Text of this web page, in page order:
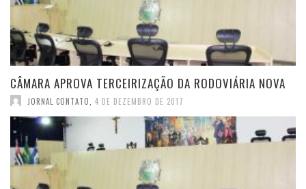
CÂMARA APROVA TERCEIRIZAÇÃO DA RODOVIÁRIA NOVA
JORNAL CONTATO 4 DE DEZEMBRO DE 2017